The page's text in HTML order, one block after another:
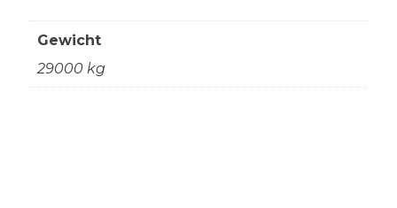
Gewicht
29000 kg